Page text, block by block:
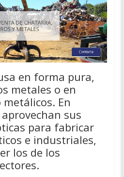
en forma pura,
metales o en
En
sus
para fabricar
e industriales,
los de los